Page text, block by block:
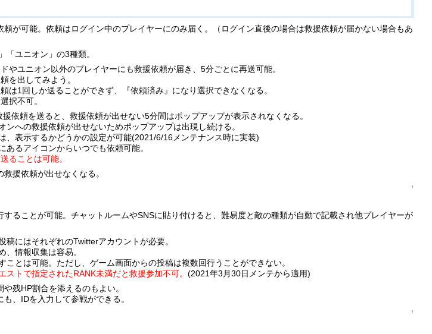
が可能。依頼はログイン中のプレイヤーにのみ届く。（ログイン直後の場合は救援依頼が届かない場合もあ
「ユニオン」の3種類。
やユニオン以外のプレイヤーにも救援依頼が届き、5分ごとに再送可能。
を出してみよう。
は1回しか送ることができず、『依頼済み』になり選択できなくなる。
択不可。
依頼を送ると、救援依頼が出せない5分間はポップアップが表示されなくなる。
への救援依頼が出せないためポップアップは出現し続ける。
、表示するかどうかの設定が可能(2021/6/16メンテナンス時に実装)
るアイコンからいつでも依頼可能。
ることは可能。
援依頼が出せなくなる。
↑
ることが可能。チャットルームやSNSに貼り付けると、難易度と敵の種類が自動で記載され他プレイヤーが
にはそれぞれのTwitterアカウントが必要。
、情報収集は容易。
とは可能。ただし、ゲーム画面からの投稿は複数回行うことができない。
ストで指定されたRANK未満だと救援参加不可。(2021年3月30日メンテから適用)
残HP割合を添えるのもよい。
、IDを入力して参戦ができる。
↑